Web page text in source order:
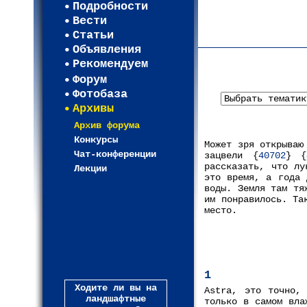
Подробности
Вести
Статьи
Объявления
Рекомендуем
Форум
Фотобаза
Архивы
Архив форума
Конкурсы
Чат-конференции
Лекции
Ходите ли вы на
ландшафтные
Может зря
зацвели {40702} {
рассказать, что
это время, а года
воды. Земля там
им понравилось.
место.
1
Astra, это точно,
только в самом